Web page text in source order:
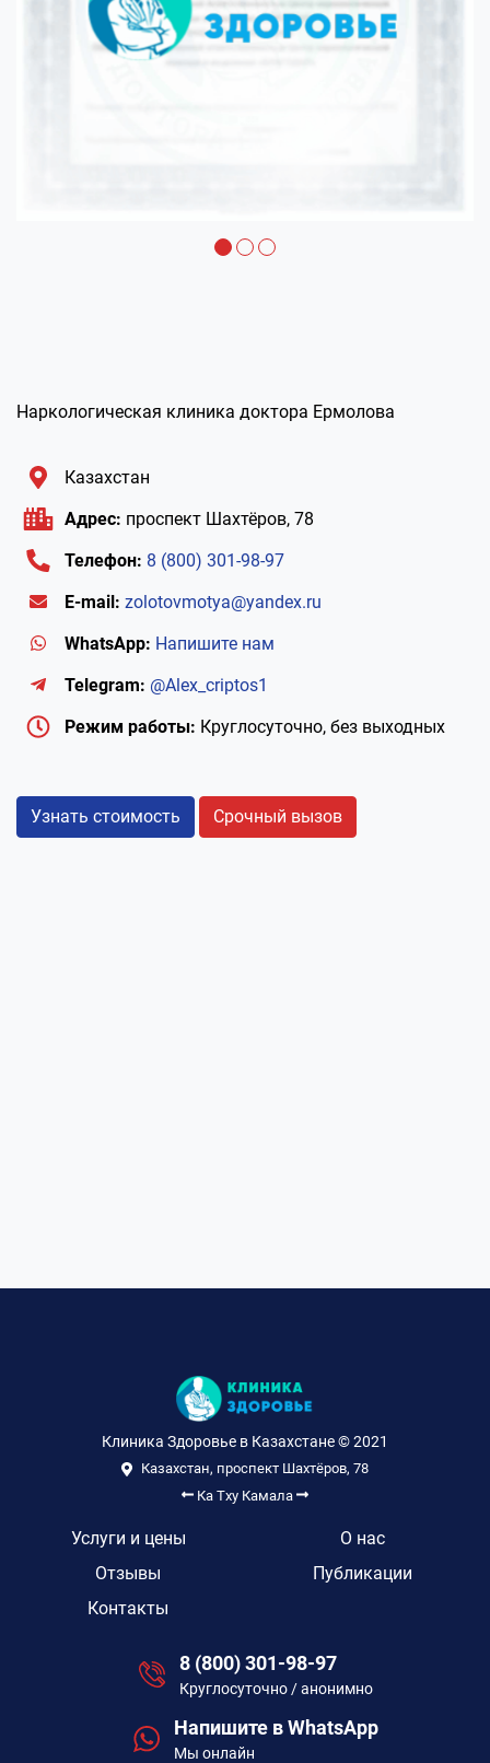
Наркологическая клиника доктора Ермолова
Казахстан
Адрес: проспект Шахтёров, 78
Телефон: 8 (800) 301-98-97
E-mail: zolotovmotya@yandex.ru
WhatsApp: Напишите нам
Telegram: @Alex_criptos1
Режим работы: Круглосуточно, без выходных
Узнать стоимость Срочный вызов
Клиника Здоровье в Казахстане © 2021
Казахстан, проспект Шахтёров, 78
Ка Тху Камала
Услуги и цены
О нас
Отзывы
Публикации
Контакты
8 (800) 301-98-97
Круглосуточно / анонимно
Напишите в WhatsApp
Мы онлайн